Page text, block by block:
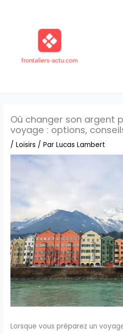
Où changer son argent
voyage : options,
/Loisirs / ParLucas Lambert
Lorsque vous préparez un